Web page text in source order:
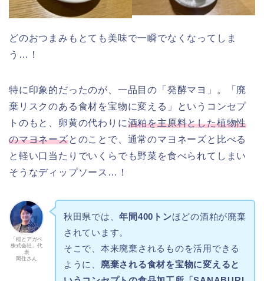
どのおつまみもとても美味で一瞬でなくなってしま
う…！
特に印象的だったのが、一品目の「発酵マヨ」。「廃
棄リスクのある食材を宝物に変える」というコンセプ
トのもと、卵黄の代わりに酒粕を主原料とした植物性
のマヨネーズとのことで、通常のマヨネーズと比べる
と軽い口当たりでいくらでも野菜を食べられてしまい
そうなディップソース…！
「稲とアガベ
株式会社」代
表
岡住さん
秋田県では、年間400トンほどの酒粕が廃棄
されています。
そこで、本来廃棄されるものを活用できる
ように、 廃棄される食材を宝物に変えると